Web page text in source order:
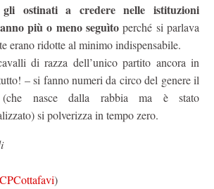
gli ostinati a credere nelle istituzioni
più o meno seguìtoperché si parlava
erano ridotte al minimo indispensabile.
di razza dell’unico partito ancora in
– si fanno numeri da circo del genere il
(che nasce dalla rabbia ma è stato
si polverizza in tempo zero.
)